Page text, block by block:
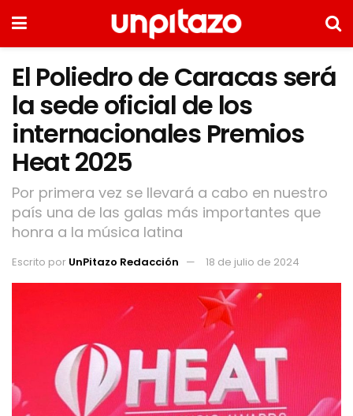
El Poliedro de Caracas será
la sede oficial de los
internacionales Premios
Heat 2025
Por primera vez se llevará a cabo en nuestro
país una de las galas más importantes que
honra a la música latina
Escrito por UnPitazo Redacción 18 de julio de 2024